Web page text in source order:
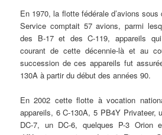
En 1970, la flotte fédérale d’avions
Service comptait 57 avions, parmi
des B-17 et des C-119, appareils
courant de cette décennie-là et au
succession de ces appareils fut
130A à partir du début des années 90.
En 2002 cette flotte à vocation
appareils, 6 C-130A, 5 PB4Y Privateer,
DC-7, un DC-6, quelques P-3 Orion